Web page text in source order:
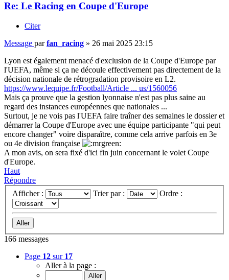
Re: Le Racing en Coupe d'Europe
Citer
Message parfan_racing » 26 mai 2025 23:15
Lyon est également menacé d'exclusion de la Coupe d'Europe par
l'UEFA, même si ça ne découle effectivement pas directement de la
décision nationale de rétrogradation provisoire en L2.
https://www.lequipe.fr/Football/Article ... us/1560056
Mais ça prouve que la gestion lyonnaise n'est pas plus saine au
regard des instances européennes que nationales ...
Surtout, je ne vois pas l'UEFA faire traîner des semaines le dossier et
démarrer la Coupe d'Europe avec une équipe participante "qui peut
encore changer" voire disparaître, comme cela arrive parfois en 3e
ou 4e division française
A mon avis, on sera fixé d'ici fin juin concernant le volet Coupe
d'Europe.
Haut
Répondre
Afficher :
Trier par : Ordre :
166 messages
Page 12 sur 17
Aller à la page :